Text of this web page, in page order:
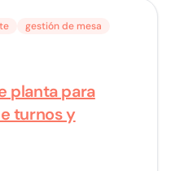
gestión de mesa
planta para
turnos y